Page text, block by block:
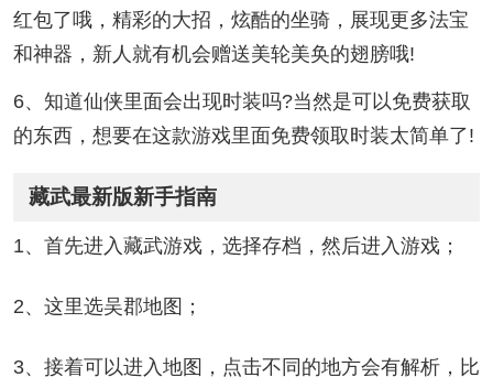
红包了哦，精彩的大招，炫酷的坐骑，展现更多法宝
和神器，新人就有机会赠送美轮美奂的翅膀哦!
6、知道仙侠里面会出现时装吗?当然是可以免费获取
的东西，想要在这款游戏里面免费领取时装太简单了!
藏武最新版新手指南
1、首先进入藏武游戏，选择存档，然后进入游戏；
2、这里选吴郡地图；
3、接着可以进入地图，点击不同的地方会有解析，比